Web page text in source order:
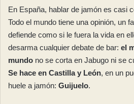
En España, hablar de jamón es casi
Todo el mundo tiene una opinión, un
defiende como si le fuera la vida en
desarma cualquier debate de bar: el
mundo no se corta en Jabugo ni se
Se hace en Castilla y León, en un
huele a jamón: Guijuelo.